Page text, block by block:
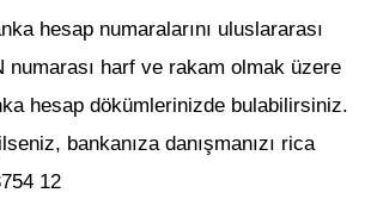
hesap numaralarını uluslararası
numarası harf ve rakam olmak üzere
hesap dökümlerinizde bulabilirsiniz.
bankanıza danışmanızı rica
12